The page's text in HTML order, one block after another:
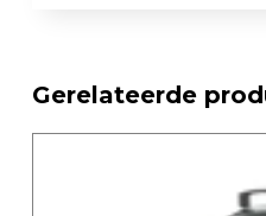
Gerelateerde